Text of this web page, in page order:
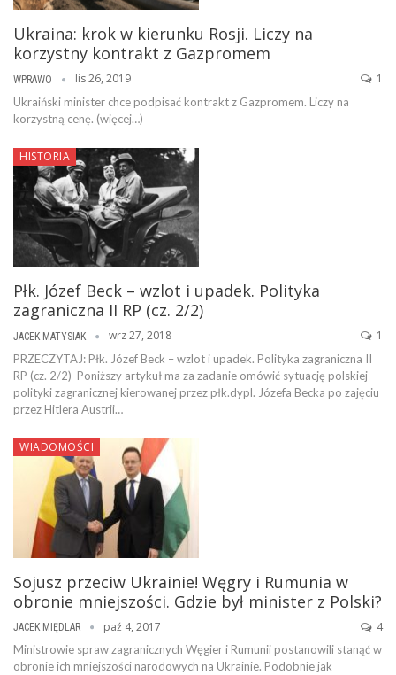
Ukraina: krok w kierunku Rosji. Liczy na
korzystny kontrakt z Gazpromem
WPRAWO lis 26, 2019 1
Ukraiński minister chce podpisać kontrakt z Gazpromem. Liczy na
korzystną cenę. (więcej…)
HISTORIA
Płk. Józef Beck – wzlot i upadek. Polityka
zagraniczna II RP (cz. 2/2)
JACEK MATYSIAK wrz 27, 2018 1
PRZECZYTAJ: Płk. Józef Beck – wzlot i upadek. Polityka zagraniczna II
RP (cz. 2/2) Poniższy artykuł ma za zadanie omówić sytuację polskiej
polityki zagranicznej kierowanej przez płk.dypl. Józefa Becka po zajęciu
przez Hitlera Austrii…
WIADOMOŚCI
Sojusz przeciw Ukrainie! Węgry i Rumunia w
obronie mniejszości. Gdzie był minister z Polski?
JACEK MIĘDLAR paź 4, 2017 4
Ministrowie spraw zagranicznych Węgier i Rumunii postanowili stanąć w
obronie ich mniejszości narodowych na Ukrainie. Podobnie jak